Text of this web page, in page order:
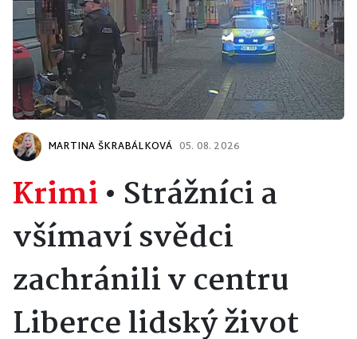
MARTINA ŠKRABÁLKOVÁ 05. 08. 2026
Krimi• Strážníci a
všímaví svědci
zachránili v centru
Liberce lidský život